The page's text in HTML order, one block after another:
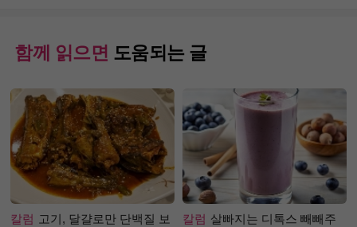
함께 읽으면 도움되는 글
칼럼 고기, 달걀로만 단백질 보
칼럼 살빠지는 디톡스 빼빼주